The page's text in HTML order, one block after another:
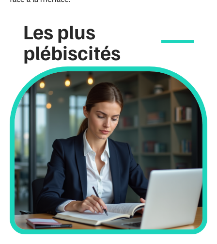
Les plus
plébiscités